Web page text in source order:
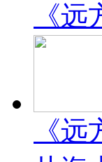
《
《